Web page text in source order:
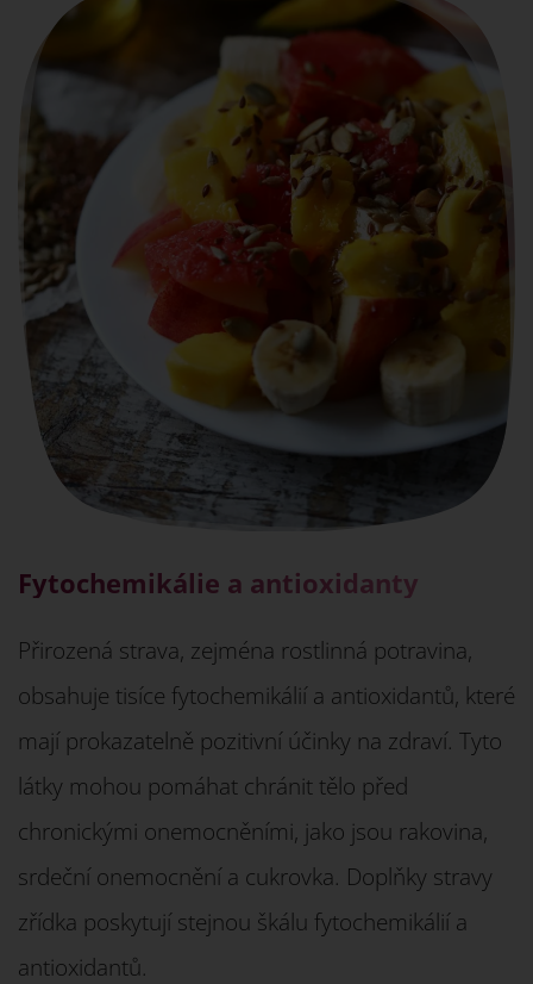
Fytochemikálie a antioxidanty
Přirozená strava, zejména rostlinná potravina,
obsahuje tisíce fytochemikálií a antioxidantů, které
mají prokazatelně pozitivní účinky na zdraví. Tyto
látky mohou pomáhat chránit tělo před
chronickými onemocněními, jako jsou rakovina,
srdeční onemocnění a cukrovka. Doplňky stravy
zřídka poskytují stejnou škálu fytochemikálií a
antioxidantů.